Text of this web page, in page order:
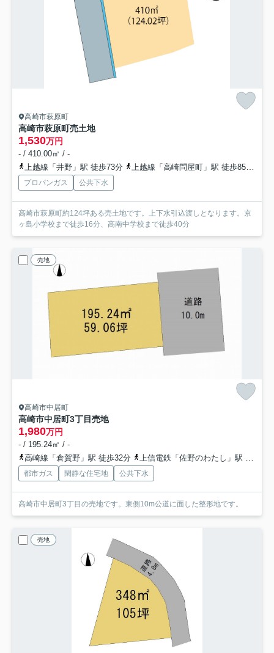
高崎市萩原町
高崎市萩原町売土地
1,530万円
- / 410.00㎡ / -
上越線「井野」駅 徒歩73分
上越線「高崎問屋町」駅 徒歩85分
プロパンガス 公共下水
高崎市萩原町約124坪ある売土地です。上下水引込渡しとなります。京
ヶ島小学校まで徒歩16分、高南中学校まで徒歩40分
売地
高崎市中居町
高崎市中居町3丁目売地
1,980万円
- / 195.24㎡ / -
高崎線「倉賀野」駅 徒歩32分
上信電鉄「佐野のわたし」駅 徒歩37分
都市ガス 閑静な住宅地 公共下水
高崎市中居町3丁目の売地です。東側10m公道に面した整形地です。
売地